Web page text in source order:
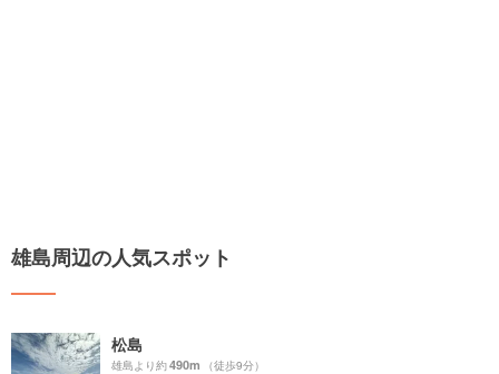
雄島周辺の人気スポット
松島
雄島より約490m （徒歩9分）